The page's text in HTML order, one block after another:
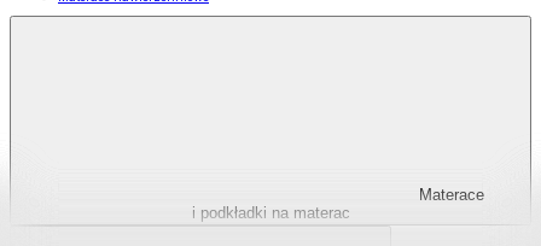
Materace
i podkładki na materac